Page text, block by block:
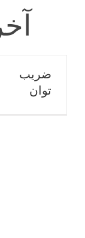
ضریب توان
ضریب
توان